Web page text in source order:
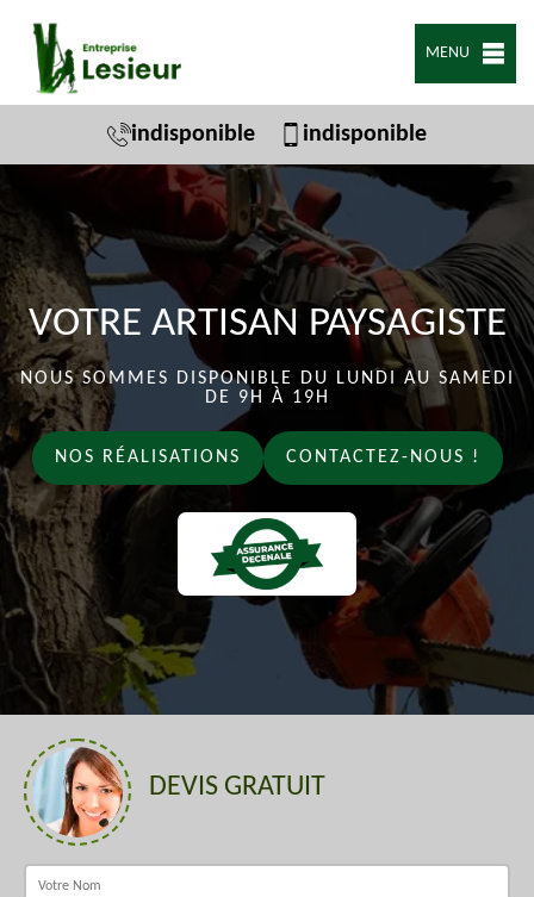
MENU
indisponible indisponible
VOTRE ARTISAN PAYSAGISTE
NOUS SOMMES DISPONIBLE DU LUNDI AU SAMEDI
DE 9H À 19H
NOS RÉALISATIONS CONTACTEZ-NOUS !
DEVIS GRATUIT